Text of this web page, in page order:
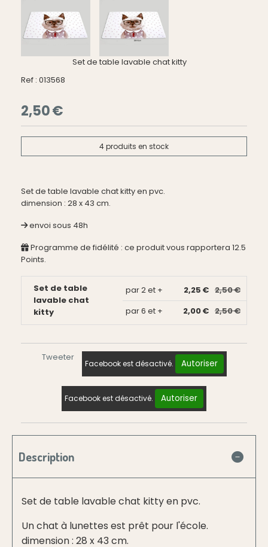
Set de table lavable chat kitty
Ref : 013568
2,50€
4produits en stock
Set de table lavable chat kitty en pvc.
dimension : 28 x 43 cm.
envoi sous 48h
Programme de fidélité : ce produit vous rapportera 12.5
Points.
Set de table
lavable chat
kitty
par 2 et + 2,25 € 2,50 €
par 6 et +
2,00 € 2,50 €
Tweeter
Facebook est désactivé. Autoriser
Facebook est désactivé. Autoriser
Description
Set de table lavable chat kitty en pvc.
Un chat à lunettes est prêt pour l'école.
dimension : 28 x 43 cm.